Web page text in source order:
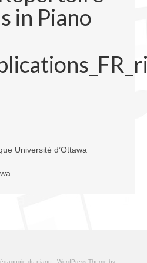
in Piano
Université d’Ottawa
du piano - WordPress Theme by